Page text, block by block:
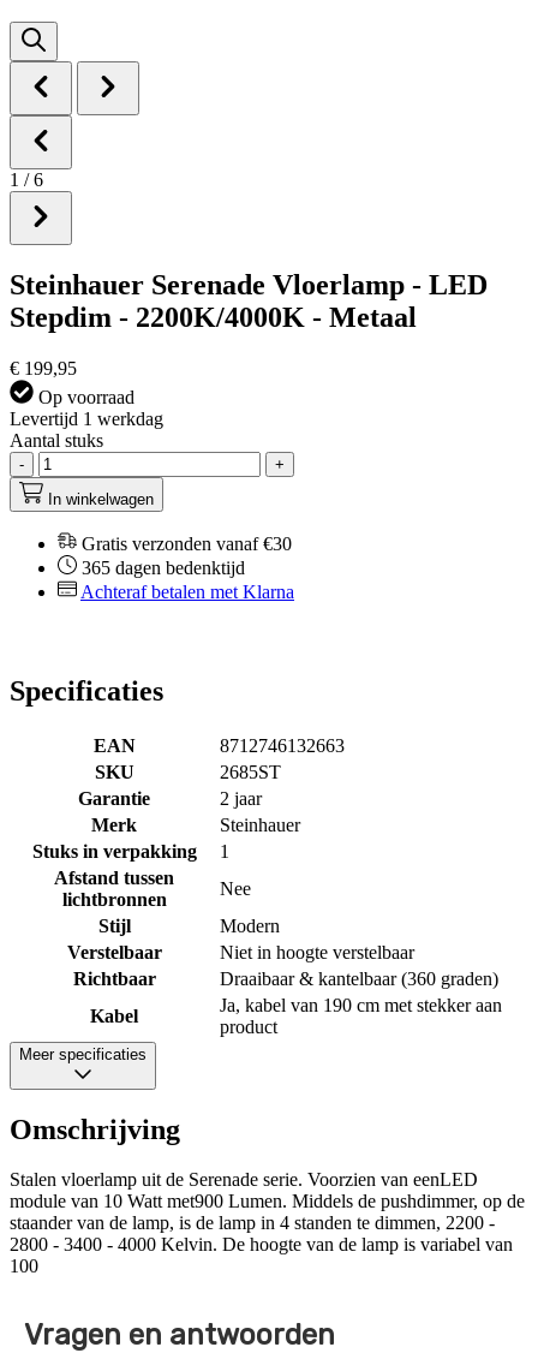
1 / 6
Steinhauer Serenade Vloerlamp - LED
Stepdim - 2200K/4000K - Metaal
€ 199,95
Op voorraad
Levertijd 1 werkdag
Aantal stuks
-
+
In winkelwagen
Gratis verzonden vanaf €30
365 dagen bedenktijd
Achteraf betalen met Klarna
Specificaties
EAN
8712746132663
SKU
2685ST
Garantie
2 jaar
Merk
Steinhauer
Stuks in verpakking
1
Afstand tussen
lichtbronnen
Nee
Stijl
Modern
Verstelbaar
Niet in hoogte verstelbaar
Richtbaar
Draaibaar & kantelbaar (360 graden)
Kabel
Ja, kabel van 190 cm met stekker aan
product
Meer specificaties
Omschrijving
Stalen vloerlamp uit de Serenade serie. Voorzien van eenLED
module van 10 Watt met900 Lumen. Middels de pushdimmer, op de
staander van de lamp, is de lamp in 4 standen te dimmen, 2200 -
2800 - 3400 - 4000 Kelvin. De hoogte van de lamp is variabel van
100
Vragen en antwoorden